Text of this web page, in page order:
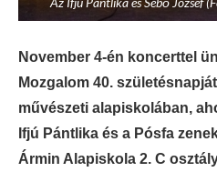
November 4-én koncerttel
Mozgalom 40.
művészeti alapiskolában,
Ifjú Pántlika és a Pósfa
Ármin Alapiskola 2. C